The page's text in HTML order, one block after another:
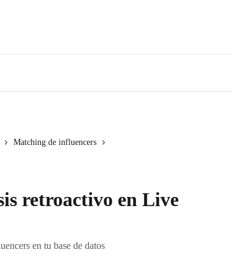
Matching de influencers
retroactivo en Live
en tu base de datos